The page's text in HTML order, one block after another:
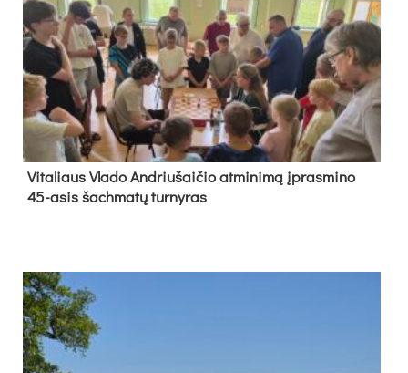
Vi­ta­liaus Vla­do And­riu­šai­čio at­mi­ni­mą įpras­mi­no
45-asis šach­ma­tų tur­ny­ras